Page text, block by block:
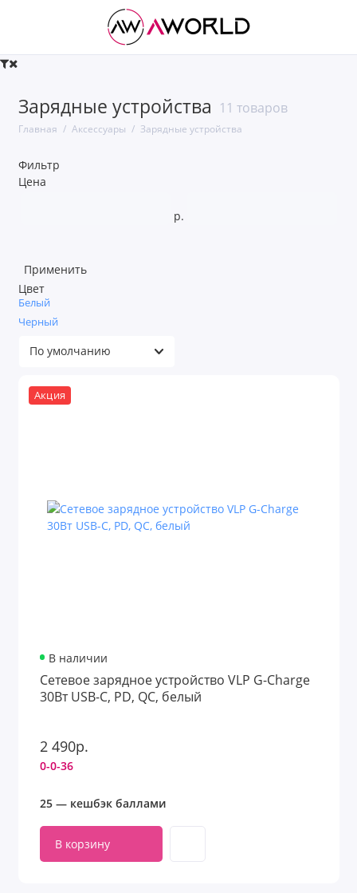
Зарядные устройства 11 товаров
Главная Аксессуары Зарядные устройства
Фильтр
Цена
р.
Применить
Цвет
Белый
Черный
Power Bank
Зарядные устройства
Чехлы и защитные стекла для Samsung
Акция
В наличии
Сетевое зарядное устройство VLP G-Charge
30Вт USB-C, PD, QC, белый
2 490р.
0-0-36
25 — кешбэк баллами
В корзину